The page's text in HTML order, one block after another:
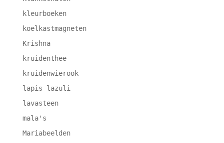
kleurboeken
koelkastmagneten
Krishna
kruidenthee
kruidenwierook
lapis lazuli
lavasteen
mala's
Mariabeelden